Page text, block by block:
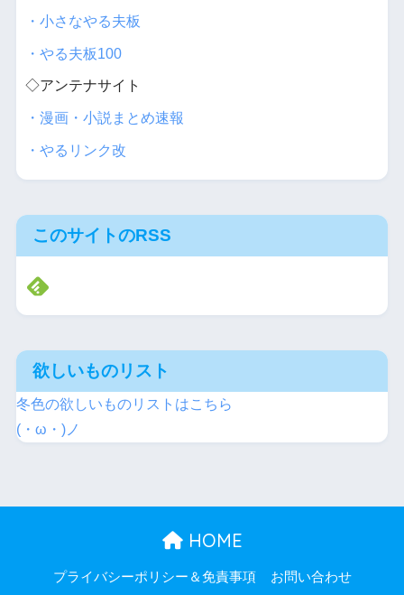
・小さなやる夫板
・やる夫板100
◇アンテナサイト
・漫画・小説まとめ速報
・やるリンク改
このサイトのRSS
欲しいものリスト
冬色の欲しいものリストはこちら
(・ω・)ノ
HOME
プライバシーポリシー＆免責事項
お問い合わせ